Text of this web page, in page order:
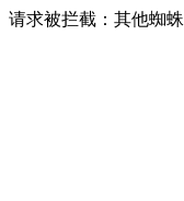
请求被拦截：其他蜘蛛